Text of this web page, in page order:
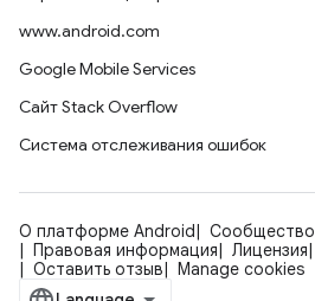
www.android.com
Google Mobile Services
Сайт Stack Overflow
Система отслеживания ошибок
О платформе Android
Сообщество
Правовая информация
Лицензия
Оставить отзыв
Manage cookies